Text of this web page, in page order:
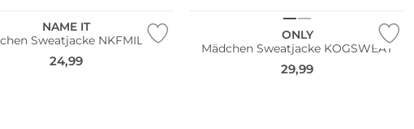
NAME IT
Sweatjacke NKFMILLE
24,99
ONLY
Mädchen Sweatjacke KOGSWEAT
29,99